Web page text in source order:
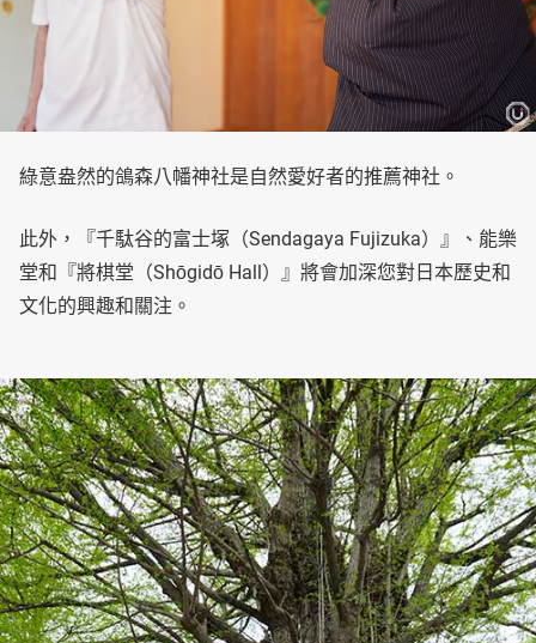
綠意盎然的鴿森八幡神社是自然愛好者的推薦神社。
此外，『千駄谷的富士塚（Sendagaya Fujizuka）』、能樂
堂和『將棋堂（Shōgidō Hall）』將會加深您對日本歷史和
文化的興趣和關注。